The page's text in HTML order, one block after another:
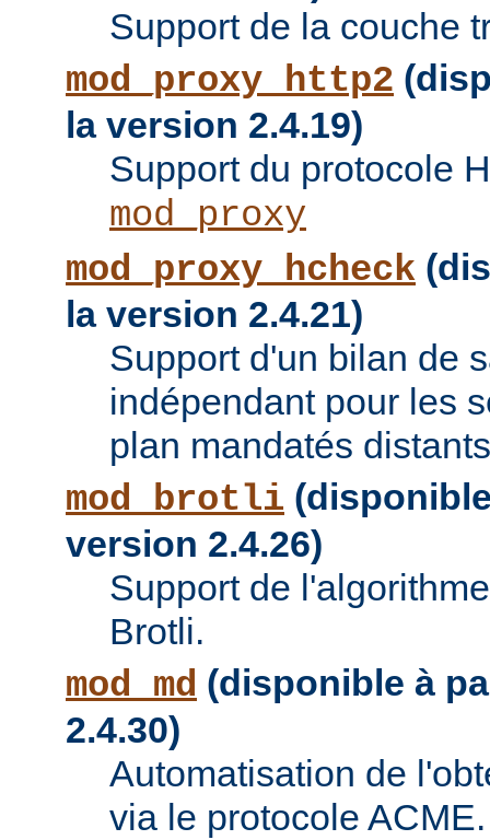
Support de la couche
mod_proxy_http2
la version 2.4.19)
Support du protocole
mod_proxy
mod_proxy_hcheck
la version 2.4.21)
Support d'un bilan de
indépendant pour les
plan mandatés
mod_brotli
version 2.4.26)
Support de
Brotli.
mod_md (disponible à
2.4.30)
Automatisation de
via le protocole ACME.